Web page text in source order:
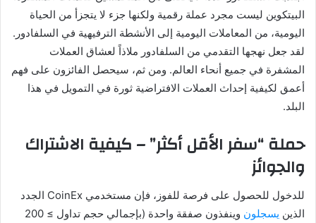
البيتكوين ليست مجرد عملة رقمية ولكنها جزء لا يتجزأ من الحياة
اليومية، من المعاملات اليومية إلى الأنشطة الترفيهية في السلفادور.
لقد جعل نهجها التقدمي من السلفادور ملاذاً لعشاق العملات
المشفرة في جميع أنحاء العالم. ومن ثم، سيحصل الفائزون على فهم
أعمق لكيفية إحداث العملات الافتراضية ثورة في التمويل في هذا
البلد.
حملة “سفر الأقل أكثر” – كيفية الاشتراك
والجوائز
للدخول للحصول على فرصة للفوز، فإن مستخدمي CoinEx الجدد
الذين يسجلون
وينفذون صفقة واحدة (بإجمالي حجم تداول ≥ 200